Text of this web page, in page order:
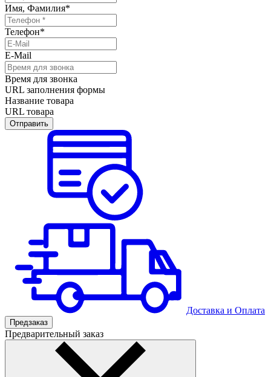
Имя, Фамилия*
Телефон*
E-Mail
Время для звонка
URL заполнения формы
Название товара
URL товара
Отправить
Доставка и Оплата
Предзаказ
Предварительный заказ